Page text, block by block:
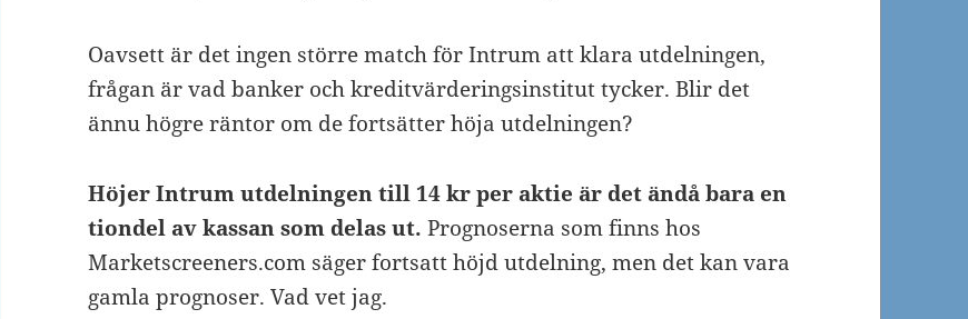
Oavsett är det ingen större match för Intrum att klara utdelningen,
frågan är vad banker och kreditvärderingsinstitut tycker. Blir det
ännu högre räntor om de fortsätter höja utdelningen?
Höjer Intrum utdelningen till 14 kr per aktie är det ändå bara en
tiondel av kassan som delas ut.Prognoserna som finns hos
Marketscreeners.com säger fortsatt höjd utdelning, men det kan vara
gamla prognoser. Vad vet jag.